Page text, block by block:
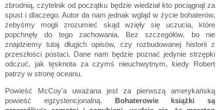
zbrodnią, czytelnik od początku będzie wiedział kto pociągnął za
spust i dlaczego. Autor da nam jednak wgląd w życie bohaterów,
żebyśmy mogli zrozumieć skąd wzięły się uczucia, które
popchnęły do tego zachowania. Bez szczegółów, bo nie
znajdziemy tutaj długich opisów, czy rozbudowanej historii z
przeszłości postaci. Dane nam będzie poznać jedynie strzępki
odczuć, jak tęsknota za czymś nieuchwytnym, kiedy Robert
patrzy w stronę oceanu.
Powieść McCoy'a uważana jest za pierwszą amerykańską
powieść egzystencjonalną. Bohaterowie książki są